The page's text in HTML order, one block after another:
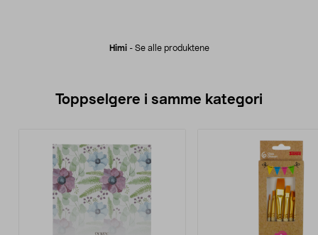
Himi- Se alle produktene
Toppselgere i samme kategori